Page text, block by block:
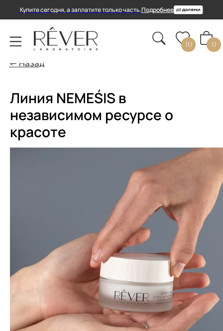
0
10
Купите сегодня, а заплатите только часть.Подробнее
← Назад
Линия NEMEŚIS в
независимом ресурсе о
красоте